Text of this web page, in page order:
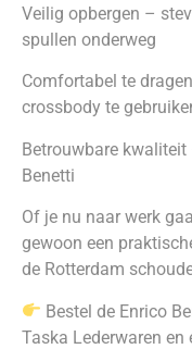
Veilig opbergen –
spullen onderweg
Comfortabel te
crossbody te
Betrouwbare
Benetti
Of je nu naar werk
gewoon een
de Rotterdam
Bestel de Enrico
Taska Lederwaren